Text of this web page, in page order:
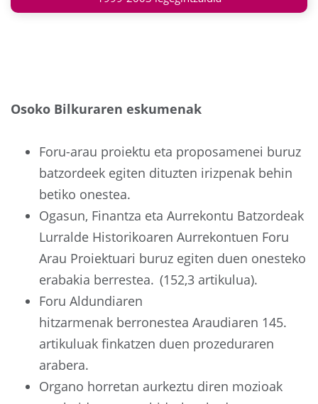
Osoko Bilkuraren eskumenak
Foru-arau proiektu eta proposamenei buruz
batzordeek egiten dituzten irizpenak behin
betiko onestea.
Ogasun, Finantza eta Aurrekontu Batzordeak
Lurralde Historikoaren Aurrekontuen Foru
Arau Proiektuari buruz egiten duen onesteko
erabakia berrestea. (152,3 artikulua).
Foru Aldundiaren
hitzarmenak berronestea Araudiaren 145.
artikuluak finkatzen duen prozeduraren
arabera.
Organo horretan aurkeztu diren mozioak